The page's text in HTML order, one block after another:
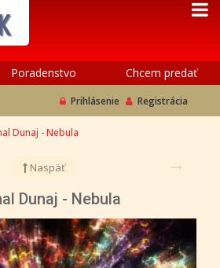
Poradenstvo Chcem predať
Prihlásenie Registrácia
Dunaj - Nebula
Naspäť
Dunaj - Nebula